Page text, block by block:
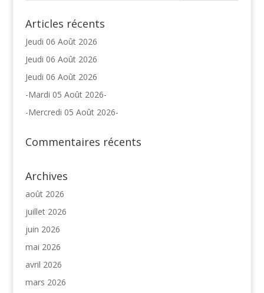
Articles récents
Jeudi 06 Août 2026
Jeudi 06 Août 2026
Jeudi 06 Août 2026
-Mardi 05 Août 2026-
-Mercredi 05 Août 2026-
Commentaires récents
Archives
août 2026
juillet 2026
juin 2026
mai 2026
avril 2026
mars 2026